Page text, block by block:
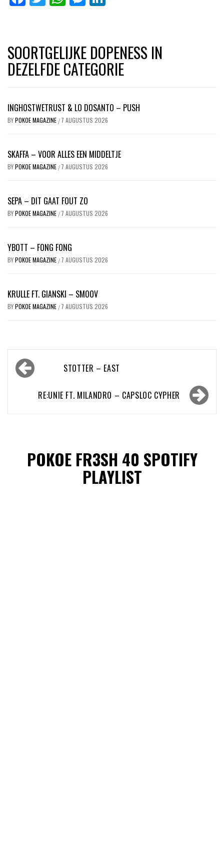
SOORTGELIJKE DOPENESS IN
DEZELFDE CATEGORIE
INGHOSTWETRUST & LO DOSANTO – PUSH
BYPOKOE MAGAZINE / 7 AUGUSTUS 2026
SKAFFA – VOOR ALLES EEN MIDDELTJE
BYPOKOE MAGAZINE / 7 AUGUSTUS 2026
SEPA – DIT GAAT FOUT ZO
BYPOKOE MAGAZINE / 7 AUGUSTUS 2026
YBOTT – FONG FONG
BYPOKOE MAGAZINE / 7 AUGUSTUS 2026
KRULLE FT. GIANSKI – SMOOV
BYPOKOE MAGAZINE / 7 AUGUSTUS 2026
Bericht
navigatie STOTTER – EAST
RE:UNIE FT. MILANDRO – CAPSLOC CYPHER
POKOE FR3SH 40 SPOTIFY
PLAYLIST